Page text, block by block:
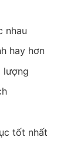
nhau
hay hơn
lượng
tốt nhất